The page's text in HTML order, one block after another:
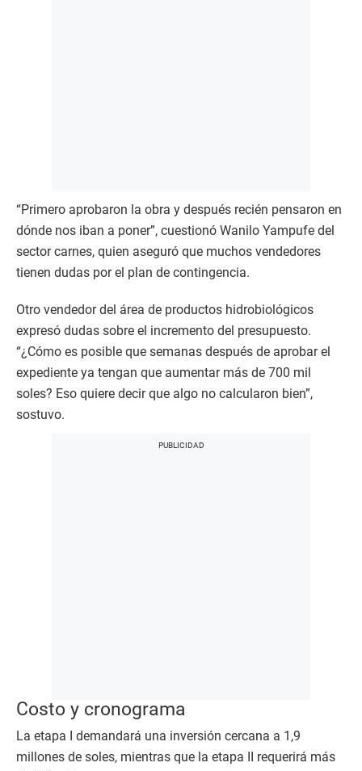
“Primero aprobaron la obra y después recién pensaron en
dónde nos iban a poner”, cuestionó Wanilo Yampufe del
sector carnes, quien aseguró que muchos vendedores
tienen dudas por el plan de contingencia.
Otro vendedor del área de productos hidrobiológicos
expresó dudas sobre el incremento del presupuesto.
“¿Cómo es posible que semanas después de aprobar el
expediente ya tengan que aumentar más de 700 mil
soles? Eso quiere decir que algo no calcularon bien”,
sostuvo.
Costo y cronograma
La etapa I demandará una inversión cercana a 1,9
millones de soles, mientras que la etapa II requerirá más